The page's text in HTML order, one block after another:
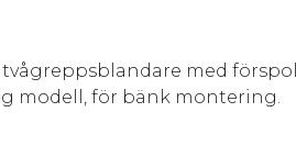
tvågreppsblandare med
modell, för bänk montering.